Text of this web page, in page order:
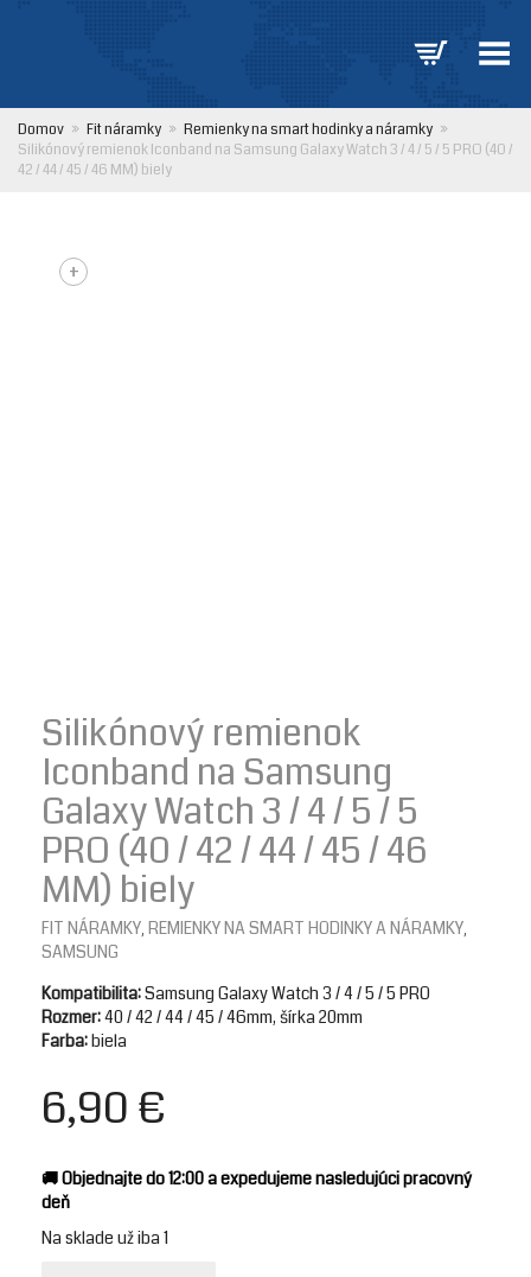
Prepnúť ponuku
Domov » Fit náramky » Remienky na smart hodinky a náramky »
Silikónový remienok Iconband na Samsung Galaxy Watch 3 / 4 / 5 / 5 PRO (40 /
42 / 44 / 45 / 46 MM) biely
+
Silikónový remienok
Iconband na Samsung
Galaxy Watch 3 / 4 / 5 / 5
PRO (40 / 42 / 44 / 45 / 46
MM) biely
FIT NÁRAMKY REMIENKY NA SMART HODINKY A NÁRAMKY
SAMSUNG
Kompatibilita:Samsung Galaxy Watch 3 / 4 / 5 / 5 PRO
Rozmer:40 / 42 / 44 / 45 / 46mm, šírka 20mm
Farba:biela
6,90€
🚚 Objednajte do 12:00 a expedujeme nasledujúci pracovný
deň
Na sklade už iba 1